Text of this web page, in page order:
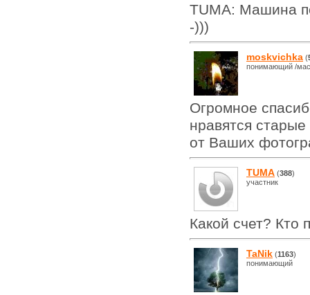
TUMA: Машина
-)))
moskvichka (
понимающий /
Огромное
нравятся
от Ваших
TUMA (388)
участник
Какой счет? Кто
TaNik (1163)
понимающий